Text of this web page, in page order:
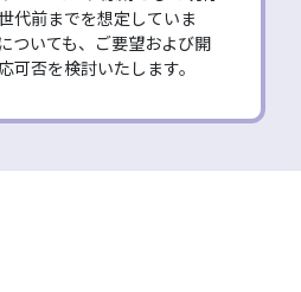
代前までを想定していま
ついても、ご要望および開
可否を検討いたします。